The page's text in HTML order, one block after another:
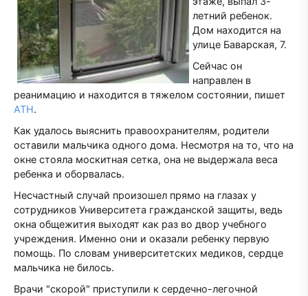
летний ребенок.
Дом находится на
улице Баварская, 7.
Сейчас он
направлен в
реанимацию и находится в тяжелом состоянии, пишет
АТН.
Как удалось выяснить правоохранителям, родители
оставили мальчика одного дома. Несмотря на то, что на
окне стояла москитная сетка, она не выдержала веса
ребенка и оборвалась.
Несчастный случай произошел прямо на глазах у
сотрудников Университета гражданской защиты, ведь
окна общежития выходят как раз во двор учебного
учреждения. Именно они и оказали ребенку первую
помощь. По словам университетских медиков, сердце
мальчика не билось.
Врачи "скорой" приступили к сердечно-легочной